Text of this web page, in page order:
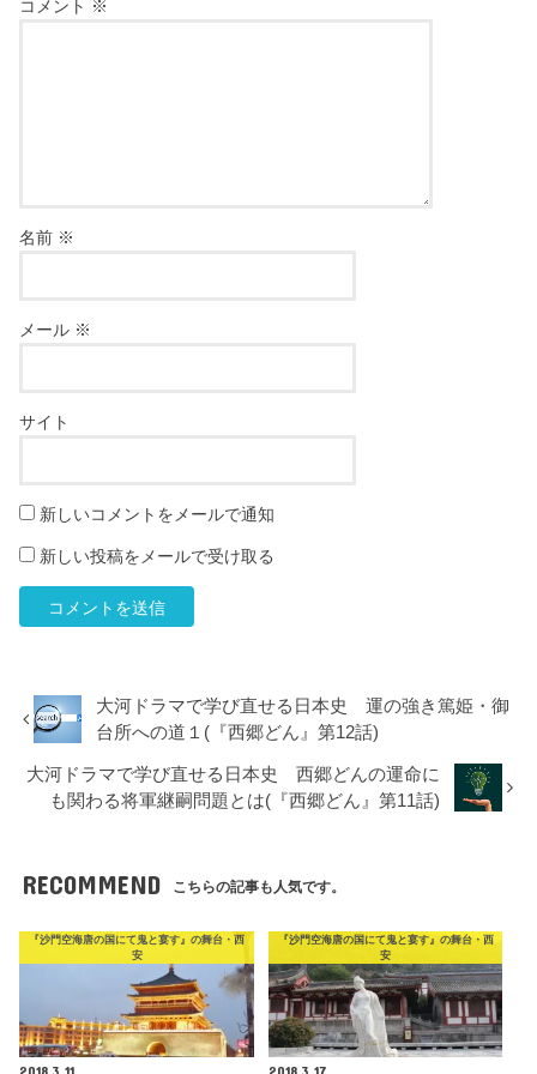
コメント ※
名前 ※
メール ※
サイト
新しいコメントをメールで通知
新しい投稿をメールで受け取る
大河ドラマで学び直せる日本史 運の強き篤姫・御
台所への道１(『西郷どん』第12話)
大河ドラマで学び直せる日本史 西郷どんの運命に
も関わる将軍継嗣問題とは(『西郷どん』第11話)
RECOMMEND こちらの記事も人気です。
『沙門空海唐の国にて鬼と宴す』の舞台・西
安
2018.3.11
『沙門空海唐の国にて鬼と宴す』の舞台・西
安
2018.3.17